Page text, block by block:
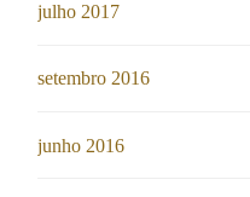
julho 2017
setembro 2016
junho 2016